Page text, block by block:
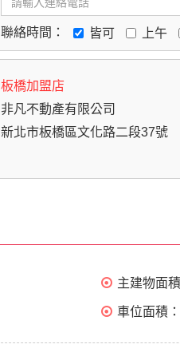
聯絡時間： 皆可 上午
板橋加盟店
非凡不動產有限公司
新北市板橋區文化路二段37號
主建物面積
車位面積：